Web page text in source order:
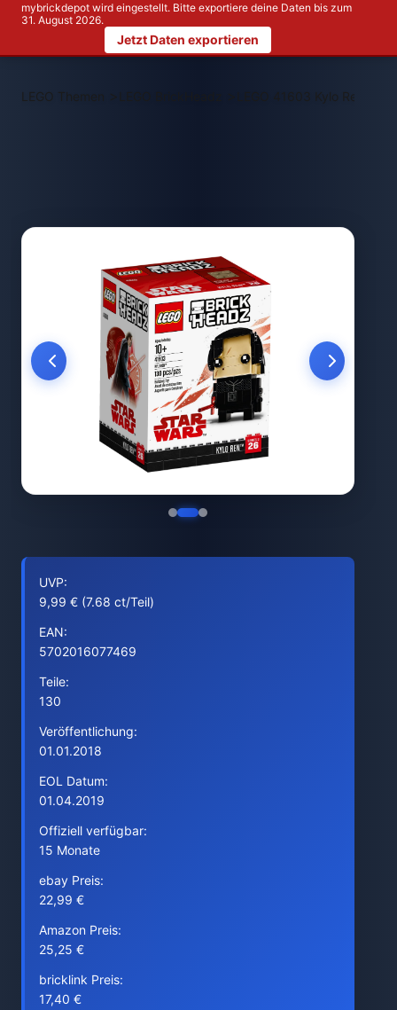
mybrickdepot wird eingestellt. Bitte exportiere deine Daten bis zum
31. August 2026.
Jetzt Daten exportieren
LEGO Themen > LEGO 41603 Kylo Ren™
UVP:
9,99 € (7.68 ct/Teil)
EAN:
5702016077469
Teile:
130
Veröffentlichung:
01.01.2018
EOL Datum:
01.04.2019
Offiziell verfügbar:
15 Monate
ebay Preis:
22,99 €
Amazon Preis:
25,25 €
bricklink Preis:
17,40 €